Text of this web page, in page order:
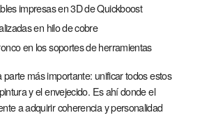
impresas en 3D de Quickboost
en hilo de cobre
en los soportes de herramientas
más importante: unificar todos estos
y el envejecido. Es ahí donde el
a adquirir coherencia y personalidad